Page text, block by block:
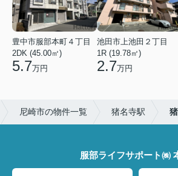
豊中市服部本町４丁目
2DK (45.00㎡)
5.7万円
池田市上池田２丁目
1R (19.78㎡)
2.7万円
尼崎市の物件一覧 猪名寺駅
服部ライフサポート㈱